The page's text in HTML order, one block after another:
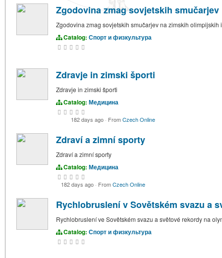
Zgodovina zmag sovjetskih
Zgodovina zmag sovjetskih smučarjev na zimskih olimpijskih
Catalog: Спорт и физкультура
Zdravje in zimski športi
Zdravje in zimski športi
Catalog: Медицина
182 days ago · FromCzech Online
Zdraví a zimní sporty
Zdraví a zimní sporty
Catalog: Медицина
182 days ago · FromCzech Online
Rychlobruslení v Sovětském svazu a
Rychlobruslení ve Sovětském svazu a světové rekordy na
Catalog: Спорт и физкультура